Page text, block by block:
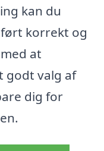
kan du
korrekt og
at
godt valg af
dig for